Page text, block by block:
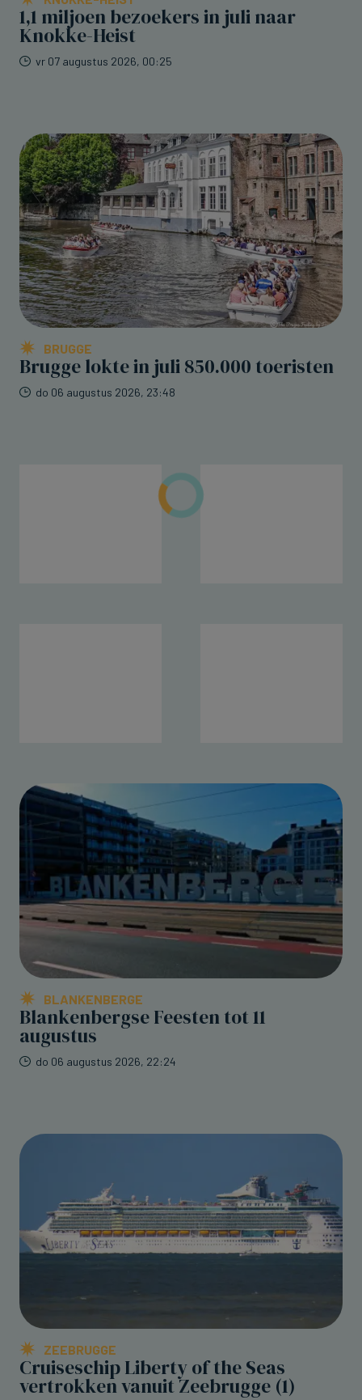
1,1 miljoen bezoekers in juli naar
Knokke-Heist
vr 07 augustus 2026, 00:25
BRUGGE
Brugge lokte in juli 850.000 toeristen
do 06 augustus 2026, 23:48
BLANKENBERGE
Blankenbergse Feesten tot 11
augustus
do 06 augustus 2026, 22:24
ZEEBRUGGE
Cruiseschip Liberty of the Seas
vertrokken vanuit Zeebrugge (1)